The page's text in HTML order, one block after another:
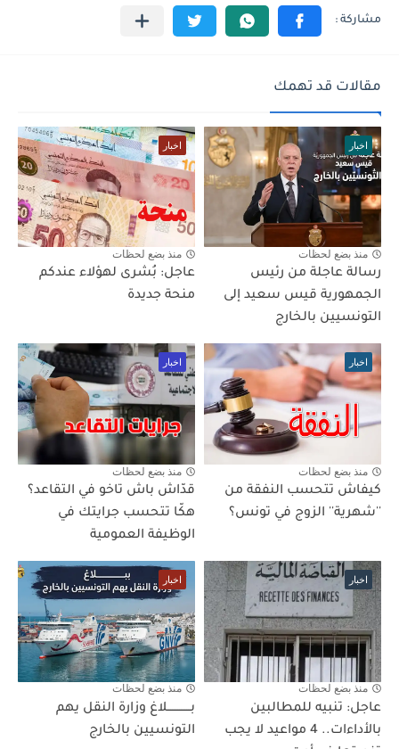
مقالات قد تهمك
اخبار
منذ بضع لحظات
رسالة عاجلة من رئيس
الجمهورية قيس سعيد إلى
التونسيين بالخارج
اخبار
منذ بضع لحظات
عاجل: بُشرى لهؤلاء عندكم
منحة جديدة
اخبار
منذ بضع لحظات
كيفاش تتحسب النفقة من
''شهرية'' الزوج في تونس؟
اخبار
منذ بضع لحظات
قدّاش باش تاخو في التقاعد؟
هكّا تتحسب جرايتك في
الوظيفة العمومية
اخبار
منذ بضع لحظات
عاجل: تنبيه للمطالبين
بالأداءات.. 4 مواعيد لا يجب
اخبار
منذ بضع لحظات
بـــــــــــــلاغ وزارة النقل يهم
التونسيين بالخارج